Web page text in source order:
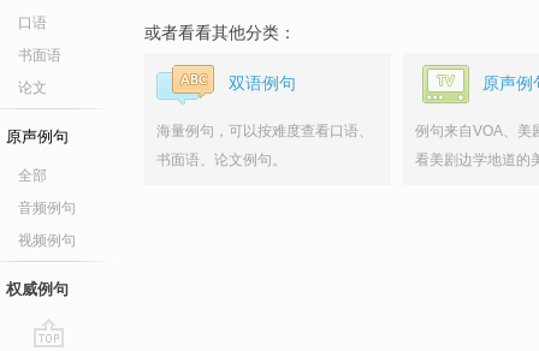
口语
书面语
论文
原声例句
全部
音频例句
视频例句
权威例句
或者看看其他分类：
双语例句
海量例句，可以按难度查看口语、
书面语、论文例句。
原声例
例句来自VOA、美
看美剧边学地道的